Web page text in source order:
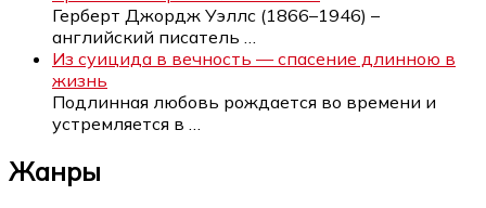
Герберт Джордж Уэллс (1866–1946) –
английский писатель
Из суицида в вечность — спасение длинною в
жизнь
Подлинная любовь рождается во времени и
устремляется в
Жанры